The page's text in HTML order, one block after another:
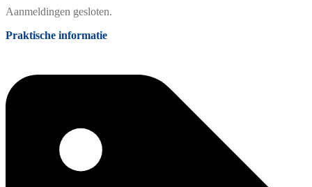
Aanmeldingen gesloten.
Praktische informatie